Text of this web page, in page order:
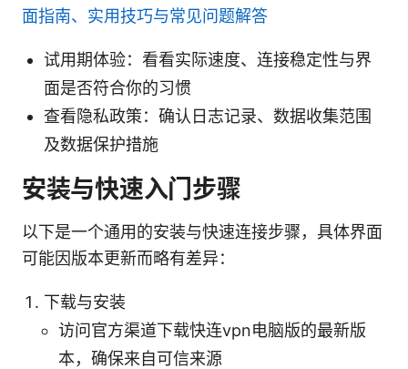
面指南、实用技巧与常见问题解答
试用期体验：看看实际速度、连接稳定性与界
面是否符合你的习惯
查看隐私政策：确认日志记录、数据收集范围
及数据保护措施
安装与快速入门步骤
以下是一个通用的安装与快速连接步骤，具体界面
可能因版本更新而略有差异：
下载与安装
访问官方渠道下载快连vpn电脑版的最新版
本，确保来自可信来源